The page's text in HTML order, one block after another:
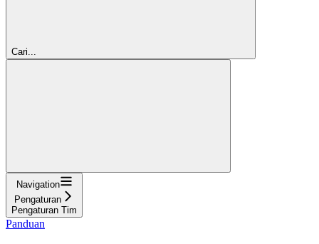
Cari...
Navigation
Pengaturan
Pengaturan Tim
Panduan